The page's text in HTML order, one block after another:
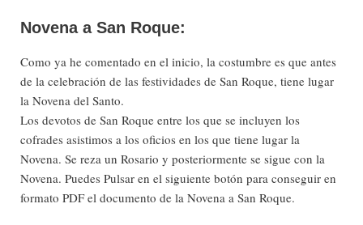
Novena a San Roque:
Como ya he comentado en el inicio, la costumbre es que antes
de la celebración de las festividades de San Roque, tiene lugar
la Novena del Santo.
Los devotos de San Roque entre los que se incluyen los
cofrades asistimos a los oficios en los que tiene lugar la
Novena. Se reza un Rosario y posteriormente se sigue con la
Novena. Puedes Pulsar en el siguiente botón para conseguir en
formato PDF el documento de la Novena a San Roque.